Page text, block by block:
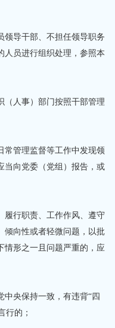
导干部、不担任领导职务
人员进行组织处理，参照本
人事）部门按照干部管理
管理监督等工作中发现领
当向党委（党组）报告，或
行职责、工作作风、遵守
倾向性或者轻微问题，以批
情形之一且问题严重的，应
央保持一致，有违背“四
行的；